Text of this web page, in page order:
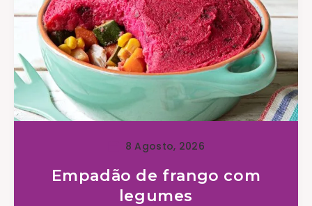
8 Agosto, 2026
Empadão de frango com
legumes